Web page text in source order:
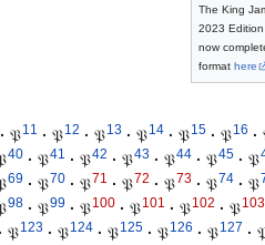
The King
2023 Edition
now
format here
· 𝔓11 · 𝔓12 · 𝔓13 · 𝔓14 · 𝔓15 · 𝔓16 ·
40 · 𝔓41 · 𝔓42 · 𝔓43 · 𝔓44 · 𝔓45 · 𝔓
69 · 𝔓70 · 𝔓71 · 𝔓72 · 𝔓73 · 𝔓74 · 𝔓
98 · 𝔓99 · 𝔓100 · 𝔓101 · 𝔓102 · 𝔓103
· 𝔓123 · 𝔓124 · 𝔓125 · 𝔓126 · 𝔓127 ·